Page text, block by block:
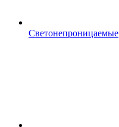
Светонепроницаемые